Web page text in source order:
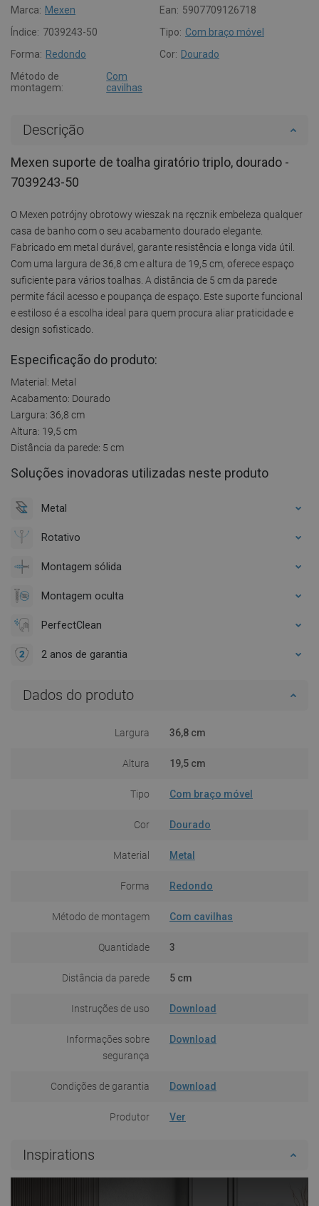
Marca: Mexen Ean: 5907709126718
Índice: 7039243-50 Tipo: Com braço móvel
Forma: Redondo Cor: Dourado
Método de
montagem:
Com
cavilhas
Descrição
Mexen suporte de toalha giratório triplo, dourado -
7039243-50
O Mexen potrójny obrotowy wieszak na ręcznik embeleza qualquer
casa de banho com o seu acabamento dourado elegante.
Fabricado em metal durável, garante resistência e longa vida útil.
Com uma largura de 36,8 cm e altura de 19,5 cm, oferece espaço
suficiente para vários toalhas. A distância de 5 cm da parede
permite fácil acesso e poupança de espaço. Este suporte funcional
e estiloso é a escolha ideal para quem procura aliar praticidade e
design sofisticado.
Especificação do produto:
Material: Metal
Acabamento: Dourado
Largura: 36,8 cm
Altura: 19,5 cm
Distância da parede: 5 cm
Soluções inovadoras utilizadas neste produto
Metal
Rotativo
Montagem sólida
Montagem oculta
PerfectClean
2 anos de garantia
Dados do produto
Largura 36,8 cm
Altura 19,5 cm
Tipo Com braço móvel
Cor Dourado
Material Metal
Forma Redondo
Método de montagem Com cavilhas
Quantidade 3
Distância da parede 5 cm
Instruções de uso Download
Informações sobre
segurança
Download
Condições de garantia Download
Produtor Ver
Inspirations